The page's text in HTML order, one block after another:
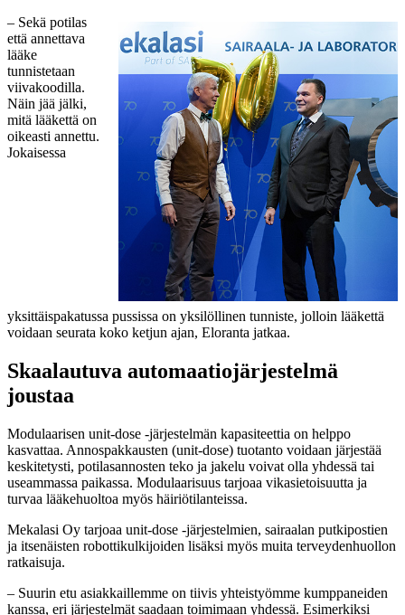
– Sekä potilas
että annettava
lääke
tunnistetaan
viivakoodilla.
Näin jää jälki,
mitä lääkettä on
oikeasti annettu.
Jokaisessa
yksittäispakatussa pussissa on yksilöllinen tunniste, jolloin lääkettä
voidaan seurata koko ketjun ajan, Eloranta jatkaa.
Skaalautuva automaatiojärjestelmä
joustaa
Modulaarisen unit-dose -järjestelmän kapasiteettia on helppo
kasvattaa. Annospakkausten (unit-dose) tuotanto voidaan järjestää
keskitetysti, potilasannosten teko ja jakelu voivat olla yhdessä tai
useammassa paikassa. Modulaarisuus tarjoaa vikasietoisuutta ja
turvaa lääkehuoltoa myös häiriötilanteissa.
Mekalasi Oy tarjoaa unit-dose -järjestelmien, sairaalan putkipostien
ja itsenäisten robottikulkijoiden lisäksi myös muita terveydenhuollon
ratkaisuja.
– Suurin etu asiakkaillemme on tiivis yhteistyömme kumppaneiden
kanssa, eri järjestelmät saadaan toimimaan yhdessä. Esimerkiksi